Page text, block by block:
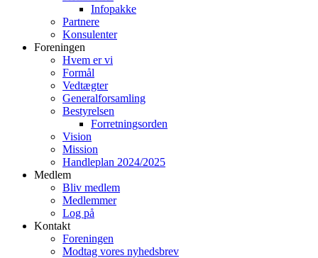
Infopakke
Partnere
Konsulenter
Foreningen
Hvem er vi
Formål
Vedtægter
Generalforsamling
Bestyrelsen
Forretningsorden
Vision
Mission
Handleplan 2024/2025
Medlem
Bliv medlem
Medlemmer
Log på
Kontakt
Foreningen
Modtag vores nyhedsbrev